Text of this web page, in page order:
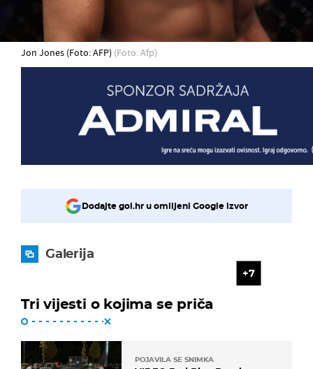
Jon Jones (Foto: AFP) (Foto: Afp)
Dodajte gol.hr u omiljeni Google izvor
Galerija
7
Tri vijesti o kojima se priča
POJAVILA SE SNIMKA